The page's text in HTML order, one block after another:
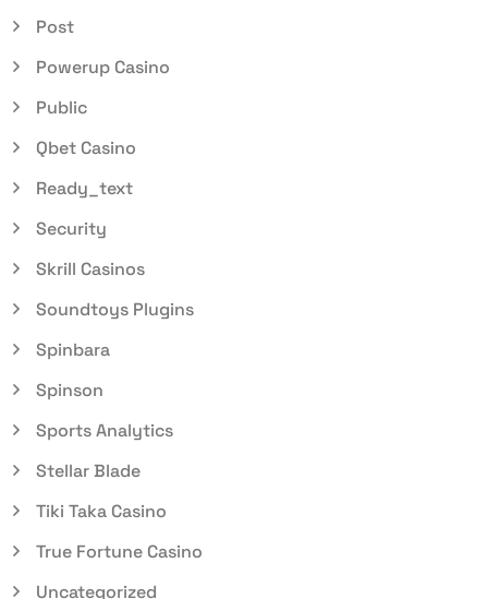
Post
Powerup Casino
Public
Qbet Casino
Ready_text
Security
Skrill Casinos
Soundtoys Plugins
Spinbara
Spinson
Sports Analytics
Stellar Blade
Tiki Taka Casino
True Fortune Casino
Uncategorized